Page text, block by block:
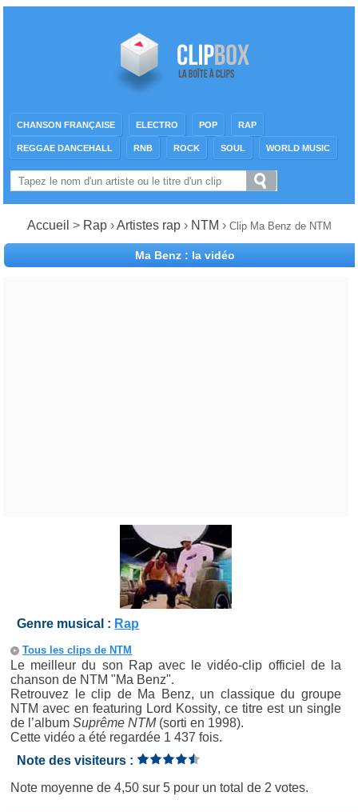
CHANSON FRANÇAISE ELECTRO POP RAP
REGGAE DANCEHALL RNB ROCK SOUL WORLD MUSIC
Accueil > Rap ›Artistes rap› NTM › Clip Ma Benz de NTM
Ma Benz : la vidéo
Genre musical : Rap
Tous les clips de NTM
Le meilleur du son Rap avec le vidéo-clip officiel de la
chanson de NTM "Ma Benz".
Retrouvez le clip de Ma Benz, un classique du groupe
NTM avec en featuring Lord Kossity, ce titre est un single
de l’albumSuprême NTM(sorti en 1998).
Cette vidéo a été regardée 1 437 fois.
Note des visiteurs :
Note moyenne de4,50 sur5 pour un total de 2 votes.